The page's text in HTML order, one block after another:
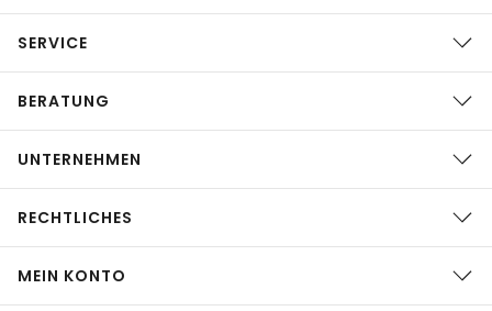
SERVICE
BERATUNG
UNTERNEHMEN
RECHTLICHES
MEIN KONTO